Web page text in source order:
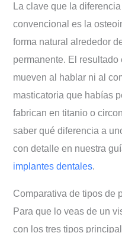
La clave que la
convencional es la
forma natural alrededor
permanente. El
mueven al hablar ni al
masticatoria que habías
fabrican en titanio o
saber qué diferencia a
con detalle en nuestra
implantes dentales.
Comparativa de tipos de
Para que lo veas de un
con los tres tipos